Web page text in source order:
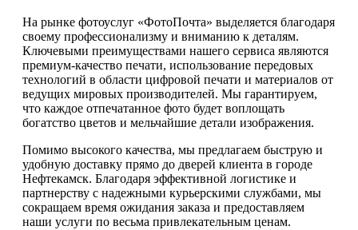
На рынке фотоуслуг «ФотоПочта» выделяется благодаря
своему профессионализму и вниманию к деталям.
Ключевыми преимуществами нашего сервиса являются
премиум-качество печати, использование передовых
технологий в области цифровой печати и материалов от
ведущих мировых производителей. Мы гарантируем,
что каждое отпечатанное фото будет воплощать
богатство цветов и мельчайшие детали изображения.
Помимо высокого качества, мы предлагаем быструю и
удобную доставку прямо до дверей клиента в городе
Нефтекамск. Благодаря эффективной логистике и
партнерству с надежными курьерскими службами, мы
сокращаем время ожидания заказа и предоставляем
наши услуги по весьма привлекательным ценам.